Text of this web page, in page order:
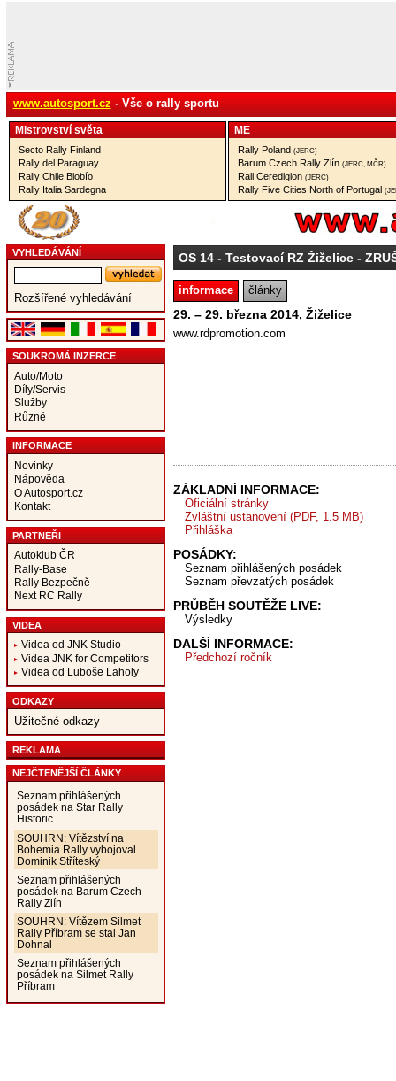
www.autosport.cz - Vše o rally sportu
Mistrovství­ světa
Secto Rally Finland
Rally del Paraguay
Rally Chile Biobío
Rally Italia Sardegna
ME
Rally Poland (JERC)
Barum Czech Rally Zlín (JERC, MČR)
Rali Ceredigion (JERC)
Rally Five Cities North of Portugal
VYHLEDÁVÁNÍ
Rozšířené vyhledávání
SOUKROMÁ INZERCE
Auto/Moto
Díly/Servis
Služby
Různé
INFORMACE
Novinky
Nápověda
O Autosport.cz
Kontakt
PARTNEŘI
Autoklub ČR
Rally-Base
Rally Bezpečně
Next RC Rally
VIDEA
Videa od JNK Studio
Videa JNK for Competitors
Videa od Luboše Laholy
ODKAZY
Užitečné odkazy
REKLAMA
NEJČTENĚJŠÍ ČLÁNKY
Seznam přihlášených
posádek na Star Rally
Historic
SOUHRN: Vítězství na
Bohemia Rally vybojoval
Dominik Stříteský
Seznam přihlášených
posádek na Barum Czech
Rally Zlín
SOUHRN: Vítězem Silmet
Rally Příbram se stal Jan
Dohnal
Seznam přihlášených
posádek na Silmet Rally
Příbram
OS 14- Testovací RZ Žiželice -
informace články
29. – 29. března 2014, Žiželice
www.rdpromotion.com
ZÁKLADNÍ INFORMACE:
Oficiální stránky
Zvláštní ustanovení (PDF, 1.5 MB)
Přihláška
POSÁDKY:
Seznam přihlášených posádek
Seznam převzatých posádek
PRŮBĚH SOUTĚŽE LIVE:
Výsledky
DALŠÍ INFORMACE:
Předchozí ročník